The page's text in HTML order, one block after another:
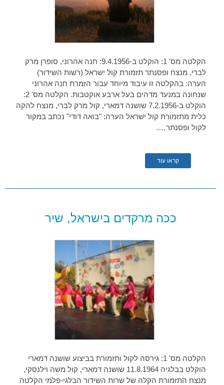
הקלטה מס' 1: הוקלט ב-9.4.1956: חנה אהרוני, סופרן מרק
לברי, מנצח ופסנתר תזמורת קול ישראל (רשות השידור)
הערה: בהקלטה זו עיבוד מיוחד עבור הזמרת חנה אהרוני
שנחונה במנעד מדהים בעל ארבע אוקטבות. הקלטה מס' 2:
הוקלט ב-7.2.1956 שושנה דמארי, קול מרק לברי, מנצח להקה
כלית מתזמורת קול ישראל הערה: "בואה דודי" נכתב במקור
לקול ופסנתר….
קראו עוד
ככה מרקדים בישראל, שיר
הקלטה מס' 1: גירסה לקול ותזמורת בביצוע שושנה דמארי
הוקלט בבלגיה 11.8.1964 שושנה דמארי, קול משה וילנסקי,
מנצח התזמורת הקלה של שרות השידור הבלגי-פלמי הקלטה